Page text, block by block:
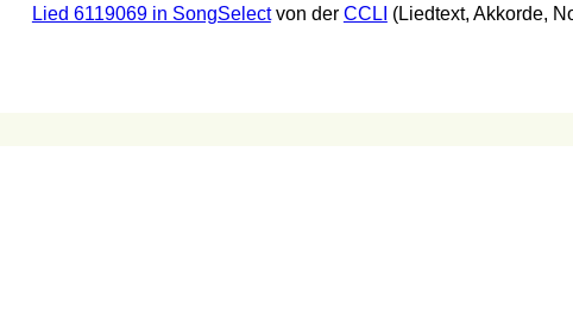
Lied 6119069 in SongSelectvon der CCLI (Liedtext, Akkorde,